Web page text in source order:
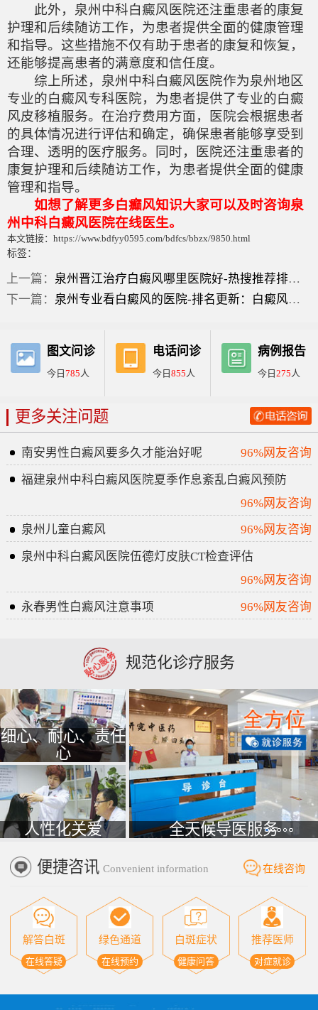
此外，泉州中科白癜风医院还注重患者的康复
护理和后续随访工作，为患者提供全面的健康管理
和指导。这些措施不仅有助于患者的康复和恢复，
还能够提高患者的满意度和信任度。
综上所述，泉州中科白癜风医院作为泉州地区
专业的白癜风专科医院，为患者提供了专业的白癜
风皮移植服务。在治疗费用方面，医院会根据患者
的具体情况进行评估和确定，确保患者能够享受到
合理、透明的医疗服务。同时，医院还注重患者的
康复护理和后续随访工作，为患者提供全面的健康
管理和指导。
如想了解更多白癫风知识大家可以及时咨询泉
州中科白癜风医院在线医生。
本文链接：https://www.bdfyy0595.com/bdfcs/bbzx/9850.html
标签：
上一篇： 泉州晋江治疗白癜风哪里医院好-热搜推荐排行榜单：白癜风黑色素移植后多久能恢复？
下一篇： 泉州专业看白癜风的医院-排名更新：白癜风表皮移植可以报销吗？
图文问诊
今日785人
电话问诊
今日 855人
病例报告
今日275人
更多关注问题
南安男性白癜风要多久才能治好呢
96%网友咨询
福建泉州中科白癜风医院夏季作息紊乱白癜风预防
96%网友咨询
泉州儿童白癜风
96%网友咨询
泉州中科白癜风医院伍德灯皮肤CT检查评估
96%网友咨询
永春男性白癜风注意事项
96%网友咨询
规范化诊疗服务
细心、耐心、责任
心
人性化关爱 全天候导医服务
便捷咨讯 Convenient information 在线咨询
解答白斑
在线答疑
绿色通道
在线预约
白斑症状
健康问答
推荐医师
对症就诊